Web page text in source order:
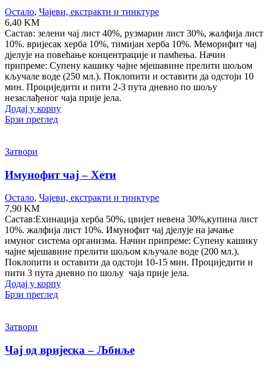
Остало, Чајеви, екстракти и тинктуре
6,40 KM
Састав: зелени чај лист 40%, рузмарин лист 30%, жалфија лист
10%. вријесак херба 10%, тимијан херба 10%. Меморифит чај
дјелује на повећање концентрације и памћења. Начин
припреме: Супену кашику чајне мјешавине прелити шољом
кључале воде (250 мл.). Поклопити и оставити да одстоји 10
мин. Проциједити и пити 2-3 пута дневно по шољу
незаслађеног чаја прије јела.
Додај у корпу
Брзи преглед
Затвори
Имунофит чај – Хети
Остало, Чајеви, екстракти и тинктуре
7,90 KM
Састав:Ехинација херба 50%, цвијет невена 30%,купина лист
10%. жалфија лист 10%. Имунофит чај дјелује на јачање
имуног система организма. Начин припреме: Супену кашику
чајне мјешавине прелити шољом кључале воде (200 мл.).
Поклопити и оставити да одстоји 10-15 мин. Проциједити и
пити 3 пута дневно по шољу чаја прије јела.
Додај у корпу
Брзи преглед
Затвори
Чај од вријеска – Љбиље